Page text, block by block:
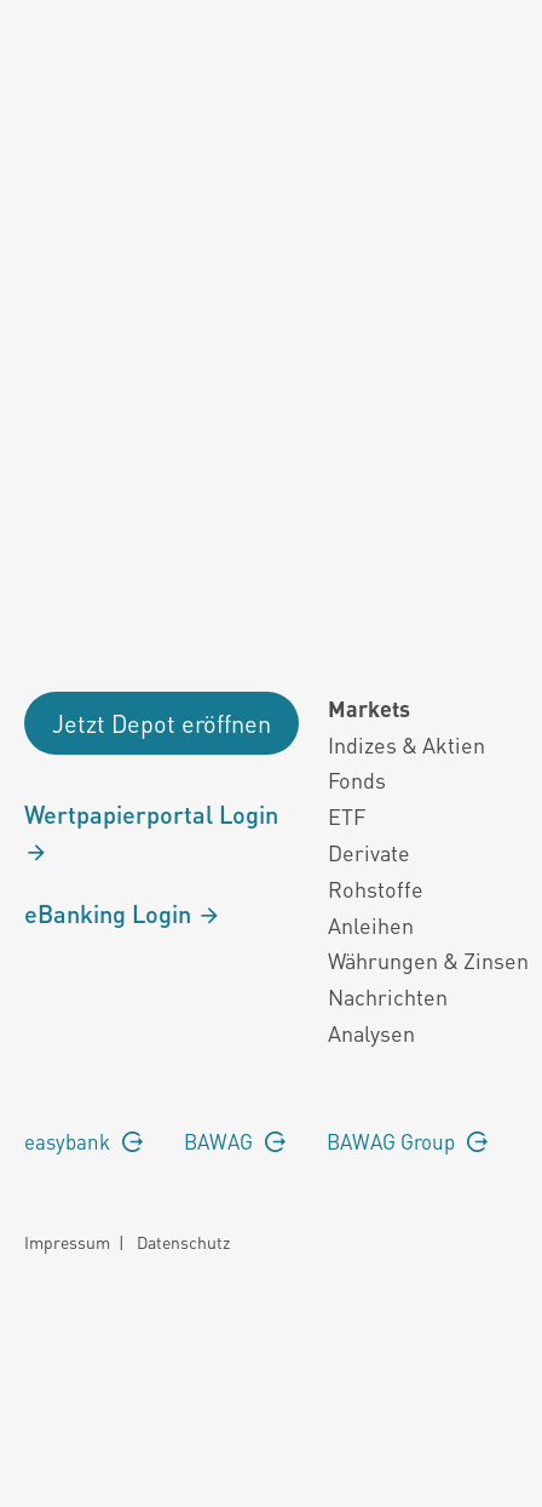
Jetzt Depot eröffnen
Wertpapierportal Login
eBanking Login
Markets
Indizes & Aktien
Fonds
ETF
Derivate
Rohstoffe
Anleihen
Währungen & Zinsen
Nachrichten
Analysen
easybank BAWAG BAWAG Group
Impressum | Datenschutz